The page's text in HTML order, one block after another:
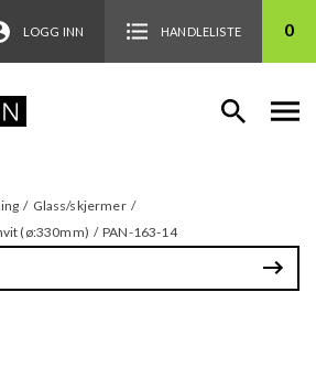
LOGG INN HANDLELISTE 0
/ Glass/skjermer /
(ø:330mm) / PAN-163-14